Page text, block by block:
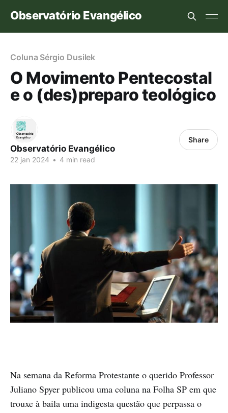
Observatório Evangélico
Coluna Sérgio Dusilek
O Movimento Pentecostal
e o (des)preparo teológico
Observatório Evangélico
22 jan 2024 • 4 min read
Share
Na semana da Reforma Protestante o querido Professor
Juliano Spyer publicou uma coluna na Folha SP em que
trouxe à baila uma indigesta questão que perpassa o